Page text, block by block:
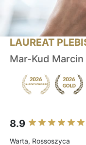
LAUREAT
Mar-Kud
8.9
Warta, Rossoszyca